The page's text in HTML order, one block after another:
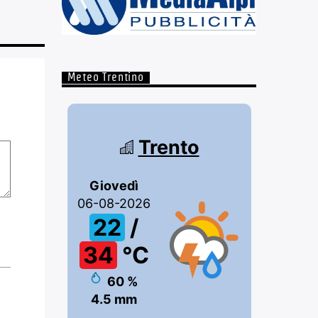
Meteo Trentino